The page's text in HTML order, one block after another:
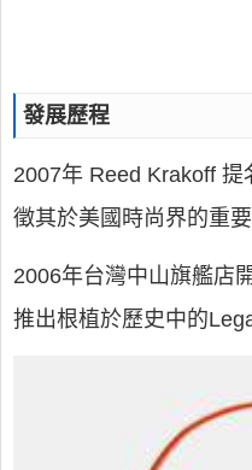
發展歷程
2007年 Reed Krakoff
徵其於美國時尚界的重要
2006年台灣中山旗艦店
推出根植於歷史中的